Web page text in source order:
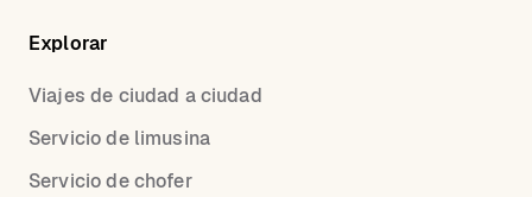
Explorar
Viajes de ciudad a ciudad
Servicio de limusina
Servicio de chofer